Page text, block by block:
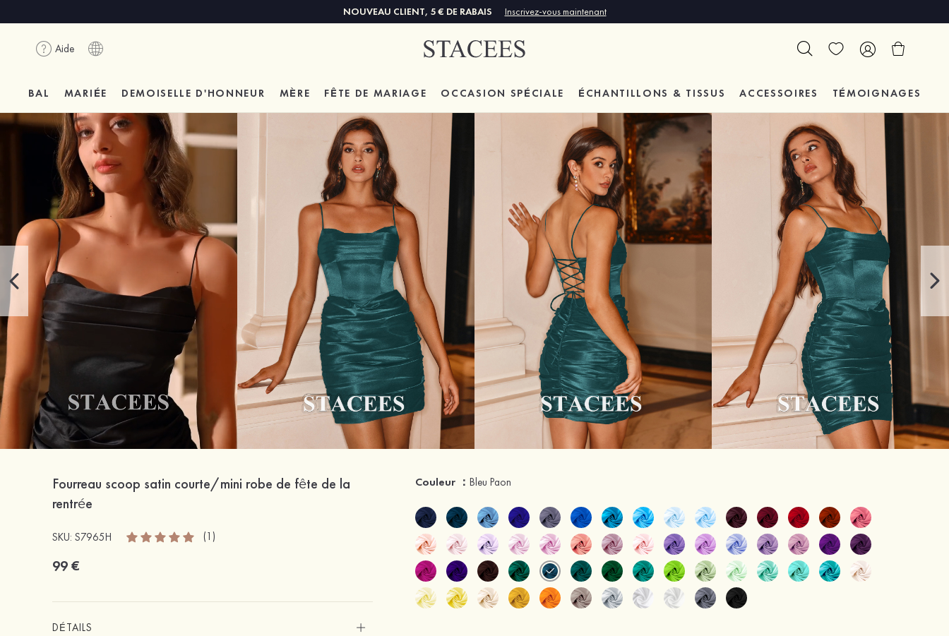
NOUVEAU CLIENT, 5 € DE RABAIS Inscrivez-vous maintenant
Aide
BAL MARIÉE DEMOISELLE D'HONNEUR MÈRE FÊTE DE MARIAGE OCCASION SPÉCIALE ÉCHANTILLONS & TISSUS ACCESSOIRES TÉMOIGNAGES
Fourreau scoop satin courte/mini robe de fête de la
rentrée
SKU: S7965H (1)
99 €
DÉTAILS
Couleur ：Bleu Paon